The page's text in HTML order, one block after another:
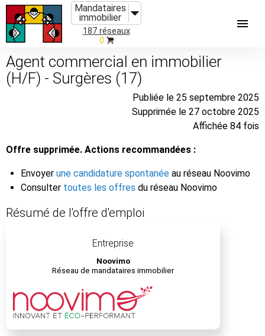
Mandataires
immobilier
187 réseaux
0
Agent commercial en immobilier
(H/F) - Surgères (17)
Publiée le 25 septembre 2025
Supprimée le 27 octobre 2025
Affichée 84 fois
Offre supprimée. Actions recommandées :
Envoyer une candidature spontanée au réseau Noovimo
Consulter toutes les offres du réseau Noovimo
Résumé de l'offre d'emploi
Entreprise
Noovimo
Réseau de mandataires immobilier